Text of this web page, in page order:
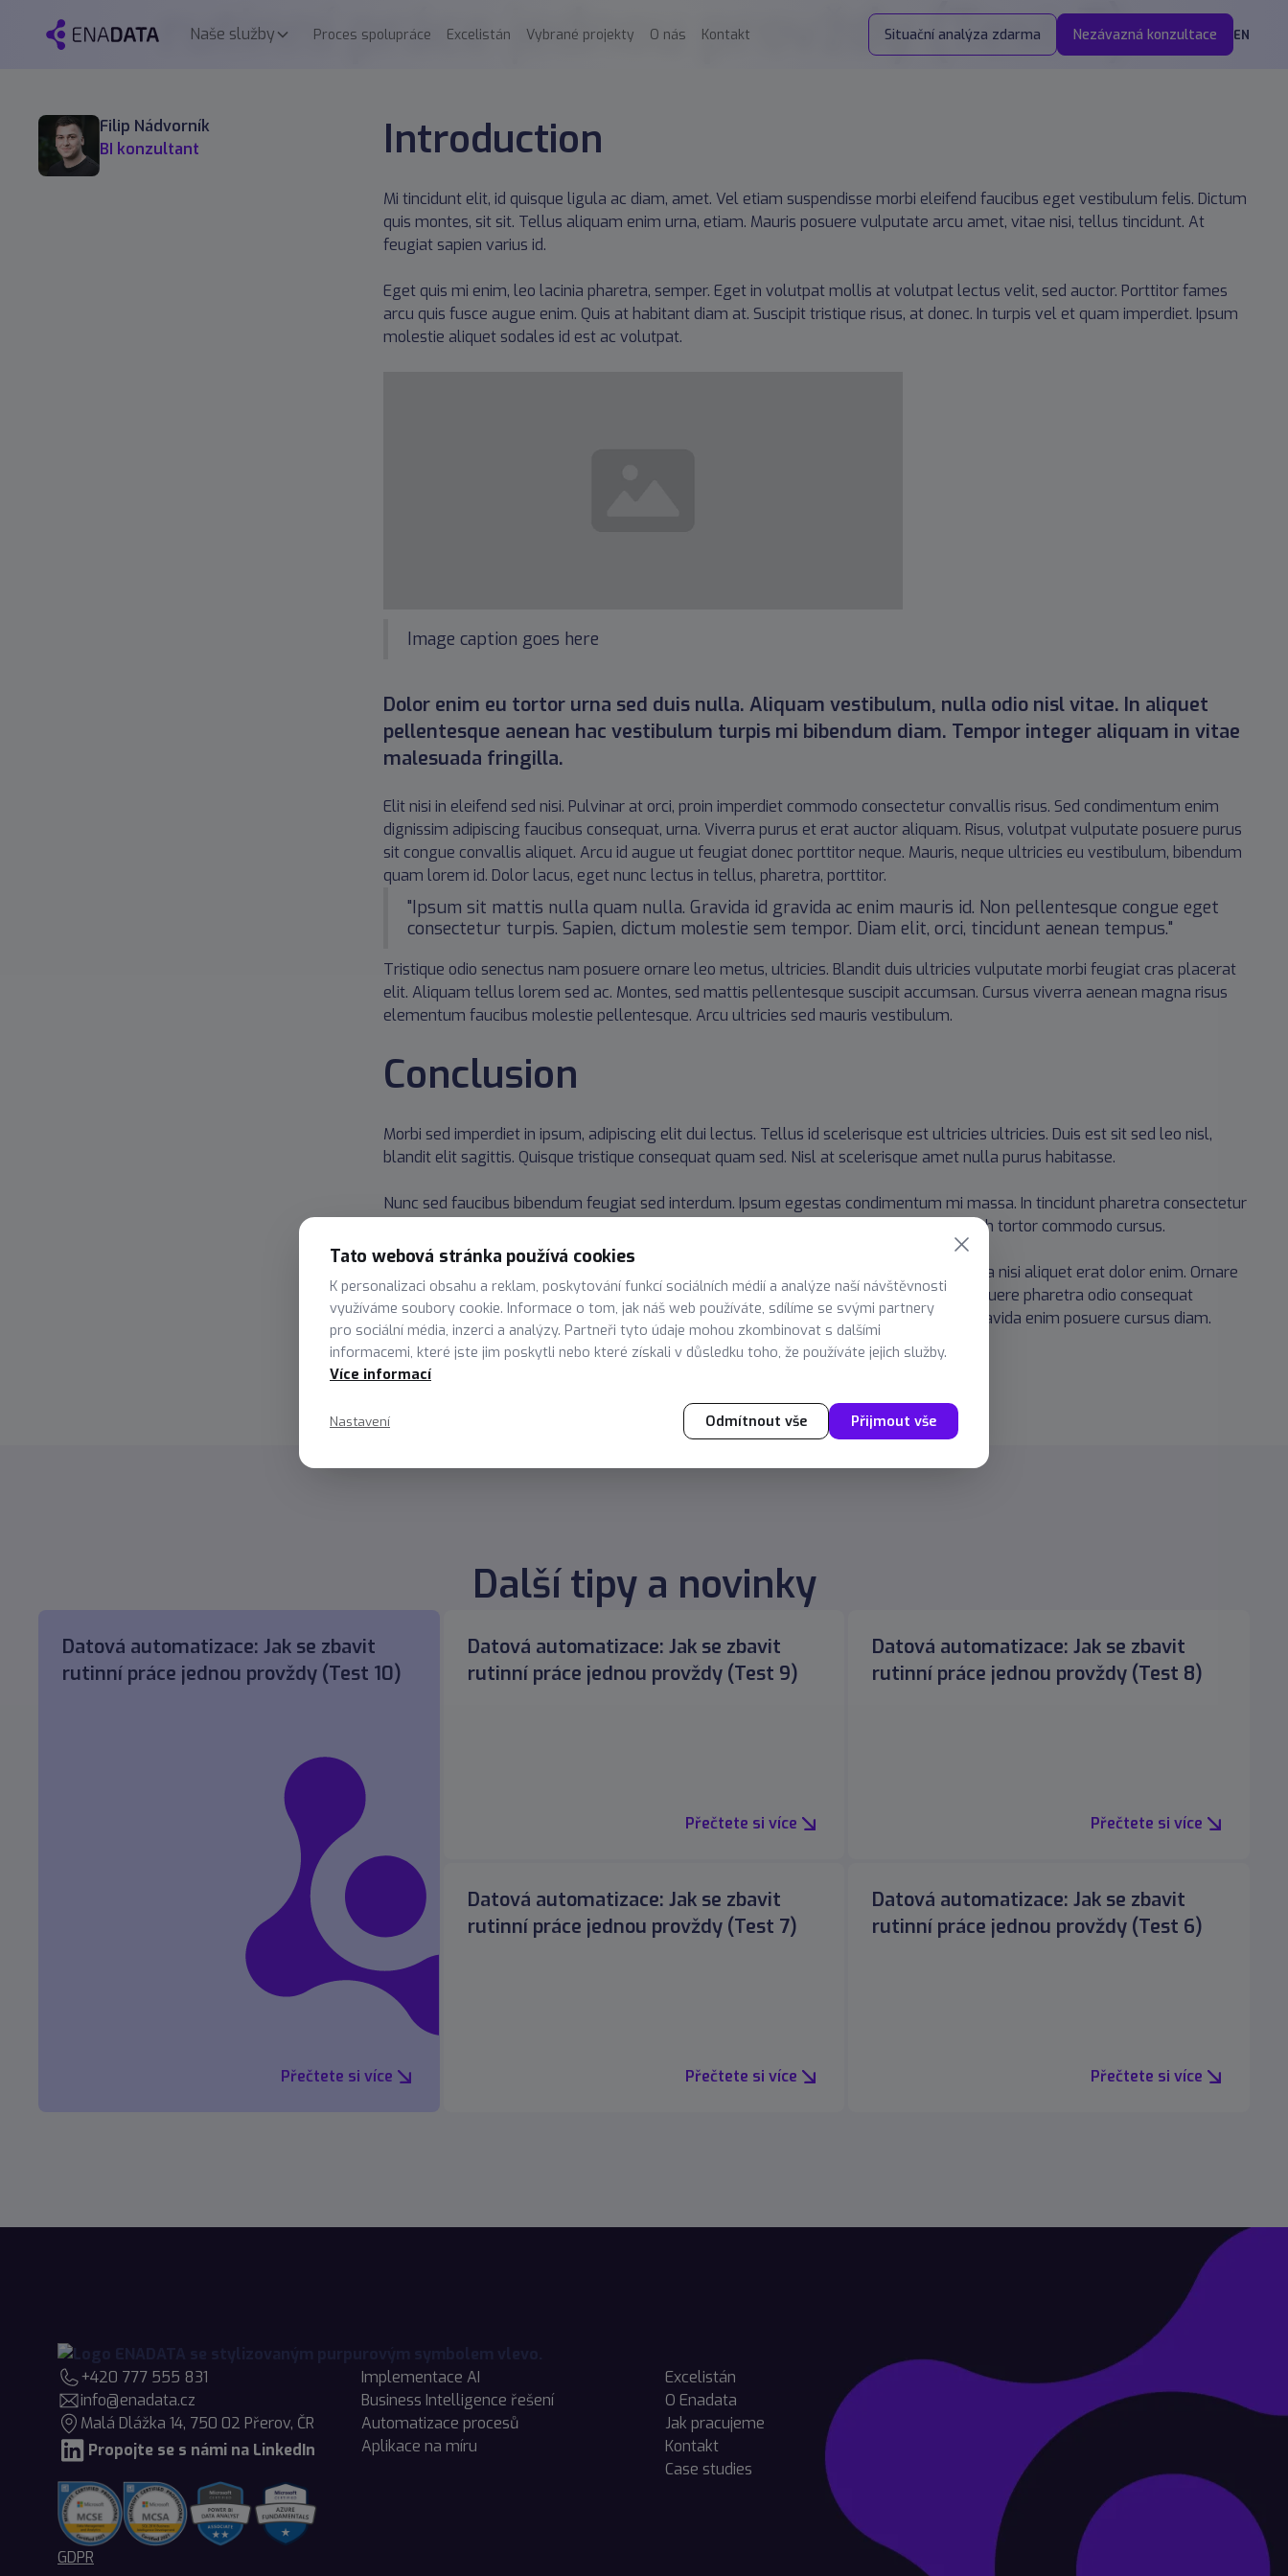
Naše služby Proces spolupráce Excelistán Vybrané projekty O nás Kontakt Situační analýza zdarma Nezávazná konzultace EN
rutinní práce jednou provždy (Test 7)
Filip Nádvorník
BI konzultant
Introduction
Mi tincidunt elit, id quisque ligula ac diam, amet. Vel etiam suspendisse morbi eleifend faucibus eget vestibulum felis. Dictum
quis montes, sit sit. Tellus aliquam enim urna, etiam. Mauris posuere vulputate arcu amet, vitae nisi, tellus tincidunt. At
feugiat sapien varius id.
Eget quis mi enim, leo lacinia pharetra, semper. Eget in volutpat mollis at volutpat lectus velit, sed auctor. Porttitor fames
arcu quis fusce augue enim. Quis at habitant diam at. Suscipit tristique risus, at donec. In turpis vel et quam imperdiet. Ipsum
molestie aliquet sodales id est ac volutpat.
Image caption goes here
Dolor enim eu tortor urna sed duis nulla. Aliquam vestibulum, nulla odio nisl vitae. In aliquet
pellentesque aenean hac vestibulum turpis mi bibendum diam. Tempor integer aliquam in vitae
malesuada fringilla.
Elit nisi in eleifend sed nisi. Pulvinar at orci, proin imperdiet commodo consectetur convallis risus. Sed condimentum enim
dignissim adipiscing faucibus consequat, urna. Viverra purus et erat auctor aliquam. Risus, volutpat vulputate posuere purus
sit congue convallis aliquet. Arcu id augue ut feugiat donec porttitor neque. Mauris, neque ultricies eu vestibulum, bibendum
quam lorem id. Dolor lacus, eget nunc lectus in tellus, pharetra, porttitor.
"Ipsum sit mattis nulla quam nulla. Gravida id gravida ac enim mauris id. Non pellentesque congue eget
consectetur turpis. Sapien, dictum molestie sem tempor. Diam elit, orci, tincidunt aenean tempus."
Tristique odio senectus nam posuere ornare leo metus, ultricies. Blandit duis ultricies vulputate morbi feugiat cras placerat
elit. Aliquam tellus lorem sed ac. Montes, sed mattis pellentesque suscipit accumsan. Cursus viverra aenean magna risus
elementum faucibus molestie pellentesque. Arcu ultricies sed mauris vestibulum.
Conclusion
Morbi sed imperdiet in ipsum, adipiscing elit dui lectus. Tellus id scelerisque est ultricies ultricies. Duis est sit sed leo nisl,
blandit elit sagittis. Quisque tristique consequat quam sed. Nisl at scelerisque amet nulla purus habitasse.
Nunc sed faucibus bibendum feugiat sed interdum. Ipsum egestas condimentum mi massa. In tincidunt pharetra consectetur
sed duis facilisis metus. Etiam egestas in nec sed et. Quis lobortis at sit dictum eget nibh tortor commodo cursus.
Odio felis sagittis, morbi feugiat tortor vitae feugiat fusce aliquet. Nam elementum urna nisi aliquet erat dolor enim. Ornare
id morbi eget ipsum. Aliquam senectus neque ut id eget consectetur dictum. Donec posuere pharetra odio consequat
scelerisque et, nunc tortor.Nulla adipiscing erat a erat. Condimentum lorem posuere gravida enim posuere cursus diam.
Další tipy a novinky
Datová automatizace: Jak se zbavit
rutinní práce jednou provždy (Test 10)
Přečtete si více
Datová automatizace: Jak se zbavit
rutinní práce jednou provždy (Test 9)
Přečtete si více
Datová automatizace: Jak se zbavit
rutinní práce jednou provždy (Test 8)
Přečtete si více
Datová automatizace: Jak se zbavit
rutinní práce jednou provždy (Test 7)
Přečtete si více
Datová automatizace: Jak se zbavit
rutinní práce jednou provždy (Test 6)
Přečtete si více
+420 777 555 831
info@enadata.cz
Malá Dlážka 14, 750 02 Přerov, ČR
Propojte se s námi na LinkedIn
Implementace AI
Business Intelligence řešení
Automatizace procesů
Aplikace na míru
Excelistán
O Enadata
Jak pracujeme
Kontakt
Case studies
GDPR
Tato webová stránka používá cookies
K personalizaci obsahu a reklam, poskytování funkcí sociálních médií a analýze naší návštěvnosti
využíváme soubory cookie. Informace o tom, jak náš web používáte, sdílíme se svými partnery
pro sociální média, inzerci a analýzy. Partneři tyto údaje mohou zkombinovat s dalšími
informacemi, které jste jim poskytli nebo které získali v důsledku toho, že používáte jejich služby.
Více informací
Nastavení Odmítnout vše Přijmout vše